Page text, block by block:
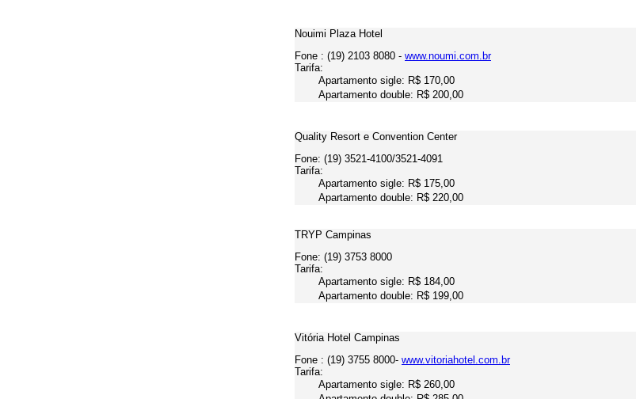
Nouimi Plaza Hotel
Fone : (19) 2103 8080 - www.noumi.com.br
Tarifa:
Apartamento sigle: R$ 170,00
Apartamento double: R$ 200,00
Quality Resort e Convention Center
Fone: (19) 3521-4100/3521-4091
Tarifa:
Apartamento sigle: R$ 175,00
Apartamento double: R$ 220,00
TRYP Campinas
Fone: (19) 3753 8000
Tarifa:
Apartamento sigle: R$ 184,00
Apartamento double: R$ 199,00
Vitória Hotel Campinas
Fone : (19) 3755 8000- www.vitoriahotel.com.br
Tarifa:
Apartamento sigle: R$ 260,00